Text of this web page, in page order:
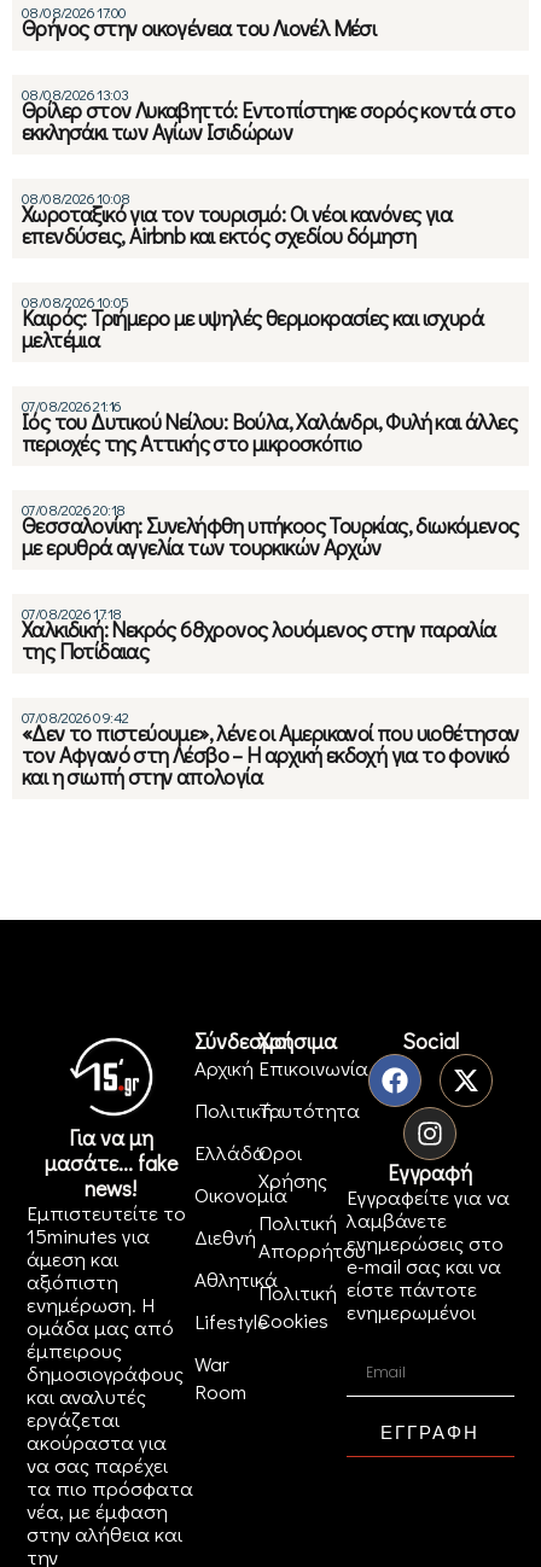
08/08/2026 17:00
Θρήνος στην οικογένεια του Λιονέλ Μέσι
08/08/2026 13:03
Θρίλερ στον Λυκαβηττό: Εντοπίστηκε σορός κοντά στο
εκκλησάκι των Αγίων Ισιδώρων
08/08/2026 10:08
Χωροταξικό για τον τουρισμό: Οι νέοι κανόνες για
επενδύσεις, Airbnb και εκτός σχεδίου δόμηση
08/08/2026 10:05
Καιρός: Τριήμερο με υψηλές θερμοκρασίες και ισχυρά
μελτέμια
07/08/2026 21:16
Ιός του Δυτικού Νείλου: Βούλα, Χαλάνδρι, Φυλή και άλλες
περιοχές της Αττικής στο μικροσκόπιο
07/08/2026 20:18
Θεσσαλονίκη: Συνελήφθη υπήκοος Τουρκίας, διωκόμενος
με ερυθρά αγγελία των τουρκικών Αρχών
07/08/2026 17:18
Χαλκιδική: Νεκρός 68χρονος λουόμενος στην παραλία
της Ποτίδαιας
07/08/2026 09:42
«Δεν το πιστεύουμε», λένε οι Αμερικανοί που υιοθέτησαν
τον Αφγανό στη Λέσβο – Η αρχική εκδοχή για το φονικό
και η σιωπή στην απολογία
Για να μη
μασάτε... fake
news!
Εμπιστευτείτε το
15minutes για
άμεση και
αξιόπιστη
ενημέρωση. Η
ομάδα μας από
έμπειρους
δημοσιογράφους
και αναλυτές
εργάζεται
ακούραστα για
να σας παρέχει
τα πιο πρόσφατα
νέα, με έμφαση
στην αλήθεια και
την
Σύνδεσμοι
Αρχική
Πολιτική
Ελλάδα
Οικονομία
Διεθνή
Αθλητικά
Lifestyle
War
Room
Χρήσιμα
Επικοινωνία
Ταυτότητα
Όροι
Χρήσης
Πολιτική
Απορρήτου
Πολιτική
Cookies
Social
Εγγραφή
Εγγραφείτε για να
λαμβάνετε
ενημερώσεις στο
e-mail σας και να
είστε πάντοτε
ενημερωμένοι
ΕΓΓΡΑΦΗ